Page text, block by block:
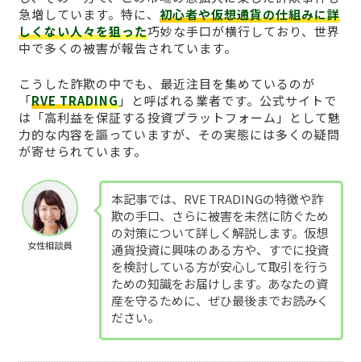
急増しています。特に、 初心者や仮想通貨の仕組みに詳
しくない人々を狙った巧妙な手口が横行しており、世界
中で多くの被害が報告されています。
こうした詐欺の中でも、最近注目を集めているのが
「RVE TRADING」と呼ばれる業者です。公式サイトで
は「高利益を保証する投資プラットフォーム」として魅
力的な内容を謳っていますが、その実態には多くの疑問
が寄せられています。
女性相談員
本記事では、RVE TRADINGの特徴や詐
欺の手口、さらに被害を未然に防ぐため
の対策について詳しく解説します。仮想
通貨投資に興味のある方や、すでに投資
を検討している方が安心して取引を行う
ための知識をお届けします。あなたの資
産を守るために、ぜひ最後までお読みく
ださい。